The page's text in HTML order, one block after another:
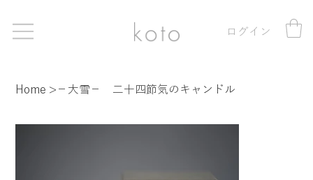
ログイン
Home > −大雪− 二十四節気のキャンドル